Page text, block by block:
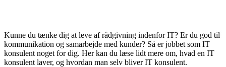
Kunne du tænke dig at leve af rådgivning indenfor IT? Er du god til
kommunikation og samarbejde med kunder? Så er jobbet som IT
konsulent noget for dig. Her kan du læse lidt mere om, hvad en IT
konsulent laver, og hvordan man selv bliver IT konsulent.